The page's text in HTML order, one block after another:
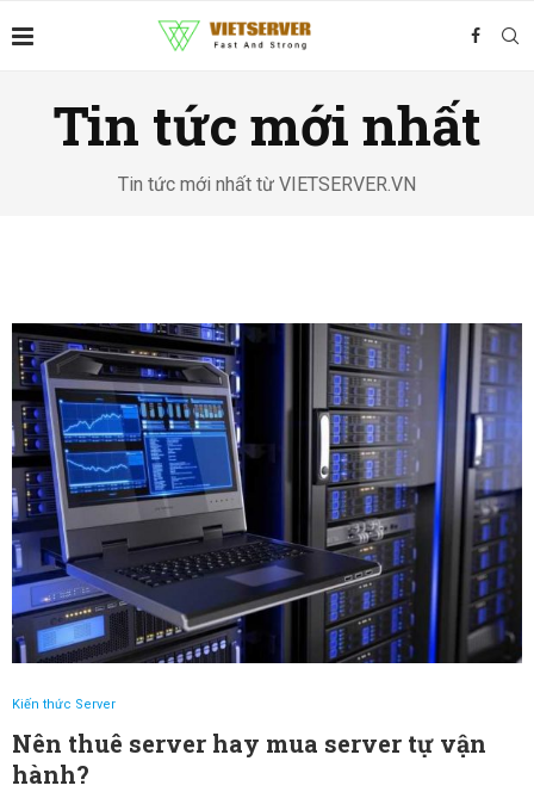
Tin tức mới nhất
Tin tức mới nhất từ VIETSERVER.VN
Kiến thức Server
Nên thuê server hay mua server tự vận
hành?